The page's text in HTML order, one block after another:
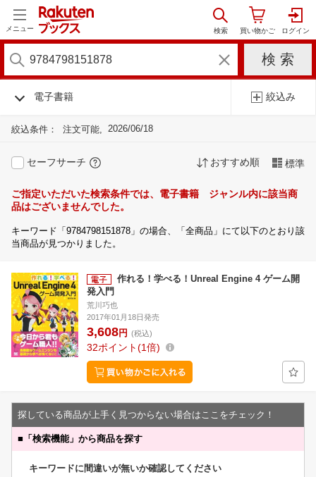
メニュー
電子書籍 絞込み
絞込条件： 注文可能 2026/06/18
セーフサーチ おすすめ順 標準
ご指定いただいた検索条件では、電子書籍 ジャンル内に該当商
品はございませんでした。
キーワード「9784798151878」の場合、「全商品」にて以下のとおり該
当商品が見つかりました。
作れる！学べる！Unreal Engine 4 ゲーム開
発入門
荒川巧也
2017年01月18日発売
3,608円 (税込)
32ポイント 1倍
探している商品が上手く見つからない場合はここをチェック！
■ 「検索機能」から商品を探す
キーワードに間違いが無いか確認してください